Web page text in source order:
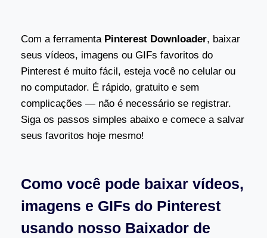
Com a ferramenta Pinterest Downloader, baixar
seus vídeos, imagens ou GIFs favoritos do
Pinterest é muito fácil, esteja você no celular ou
no computador. É rápido, gratuito e sem
complicações — não é necessário se registrar.
Siga os passos simples abaixo e comece a salvar
seus favoritos hoje mesmo!
Como você pode baixar vídeos,
imagens e GIFs do Pinterest
usando nosso Baixador de